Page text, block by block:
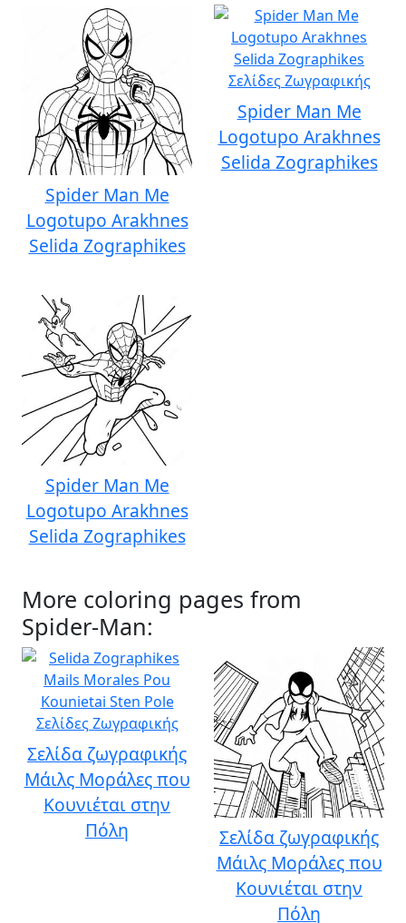
Spider Man Me
Logotupo Arakhnes
Selida Zographikes
Spider Man Me
Logotupo Arakhnes
Selida Zographikes
Spider Man Me
Logotupo Arakhnes
Selida Zographikes
More coloring pages from
Spider-Man:
Σελίδα ζωγραφικής
Μάιλς Μοράλες που
Κουνιέται στην
Πόλη
Σελίδα ζωγραφικής
Μάιλς Μοράλες που
Κουνιέται στην
Πόλη